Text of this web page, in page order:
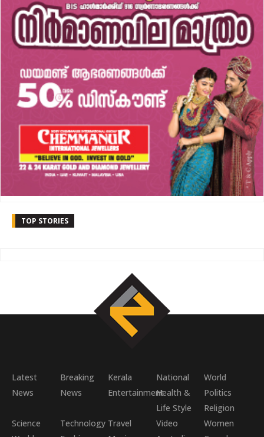
TOP STORIES
Latest
News
Breaking
News
Kerala National
World
EntertainmentHealth &
Life Style
Politics
Religion
Science
Technology Travel Video
Women